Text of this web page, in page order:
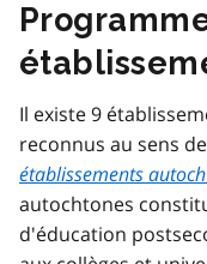
Il existe 9
reconnus au sens
établissements
autochtones
d'éducation